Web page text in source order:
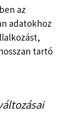
az
adatokhoz
tartó